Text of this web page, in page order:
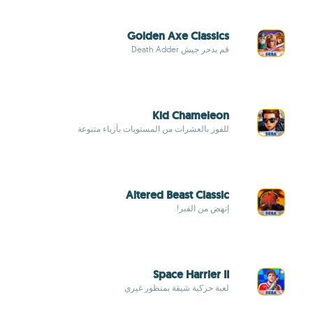
Golden Axe Classics
قم بدحر جيش Death Adder
Kid Chameleon
للفوز بالعشرات من المستويات بأزياء متنوعة
Altered Beast Classic
إنهض من القبر!
Space Harrier II
لعبة حركية شيقة بمنظور غيري